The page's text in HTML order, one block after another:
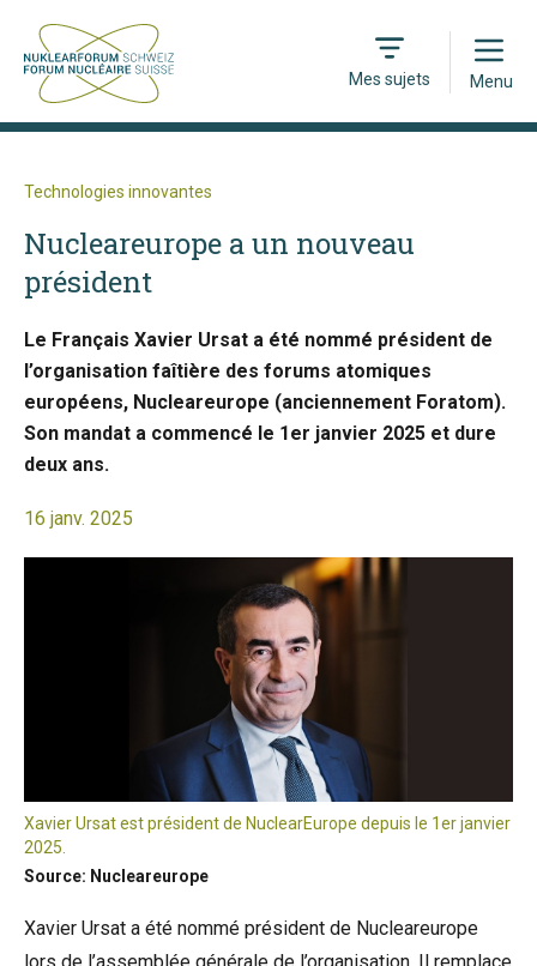
Mes sujets
Open
Menu
Technologies innovantes
Nucleareurope a un nouveau
président
Le Français Xavier Ursat a été nommé président de
l’organisation faîtière des forums atomiques
européens, Nucleareurope (anciennement Foratom).
Son mandat a commencé le 1er janvier 2025 et dure
deux ans.
16 janv. 2025
Xavier Ursat est président de NuclearEurope depuis le 1er janvier
2025.
Source: Nucleareurope
Xavier Ursat a été nommé président de Nucleareurope